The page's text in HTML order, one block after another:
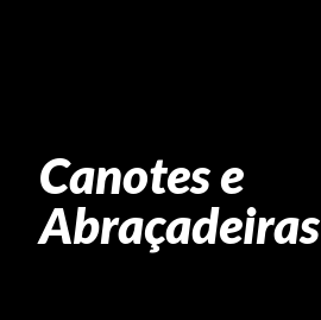
Canotes e
Abraçadeiras